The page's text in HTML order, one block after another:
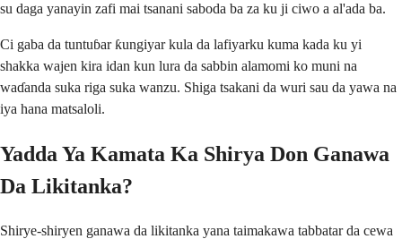
su daga yanayin zafi mai tsanani saboda ba za ku ji ciwo a al'ada ba.
Ci gaba da tuntuɓar ƙungiyar kula da lafiyarku kuma kada ku yi
shakka wajen kira idan kun lura da sabbin alamomi ko muni na
waɗanda suka riga suka wanzu. Shiga tsakani da wuri sau da yawa na
iya hana matsaloli.
Yadda Ya Kamata Ka Shirya Don Ganawa
Da Likitanka?
Shirye-shiryen ganawa da likitanka yana taimakawa tabbatar da cewa